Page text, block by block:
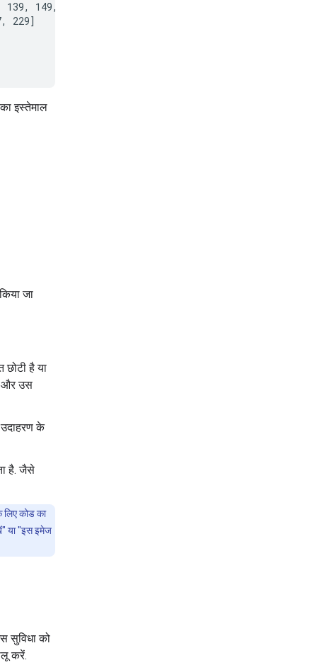
149, 151,
229]
इस्तेमाल
जा
है या
और उस
के
है. जैसे
लिए कोड का
या "इस इमेज
सुविधा को
करें.